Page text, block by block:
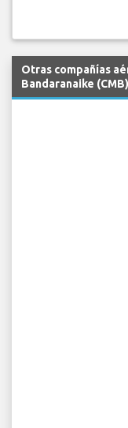
Otras compañías
Bandaranaike (CMB)